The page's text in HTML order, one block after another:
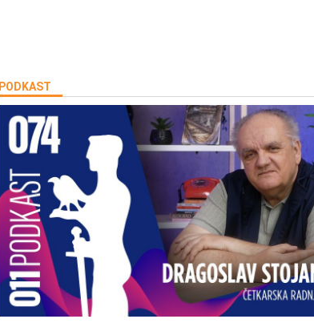
PODKAST